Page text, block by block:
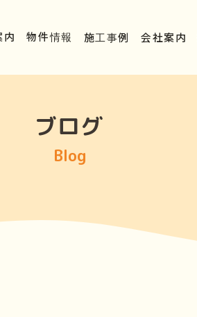
内 物件情報 施工事例 会社案内
ブログ
Blog